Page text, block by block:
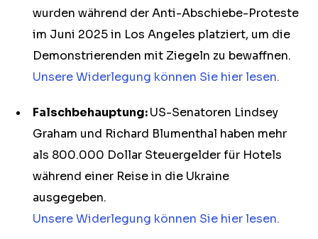
wurden während der Anti-Abschiebe-Proteste
im Juni 2025 in Los Angeles platziert, um die
Demonstrierenden mit Ziegeln zu bewaffnen.
Unsere Widerlegung können Sie hier lesen.
Falschbehauptung:US-Senatoren Lindsey
Graham und Richard Blumenthal haben mehr
als 800.000 Dollar Steuergelder für Hotels
während einer Reise in die Ukraine
ausgegeben.
Unsere Widerlegung können Sie hier lesen.